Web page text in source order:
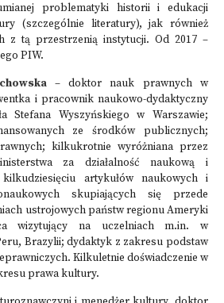
problematyki historii i edukacji
(szczególnie literatury), jak również
z tą przestrzenią instytucji. Od 2017 –
PIW.
– doktor nauk prawnych w
i pracownik naukowo-dydaktyczny
Stefana Wyszyńskiego w Warszawie;
ze środków publicznych;
kilkukrotnie wyróżniana przez
za działalność naukową i
artykułów naukowych i
skupiających się przede
ustrojowych państw regionu Ameryki
wizytujący na uczelniach m.in. w
Brazylii; dydaktyk z zakresu podstaw
Kilkuletnie doświadczenie w
prawa kultury.